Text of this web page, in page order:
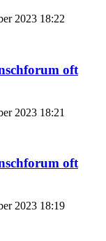
2023 18:22
oft
2023 18:21
oft
2023 18:19